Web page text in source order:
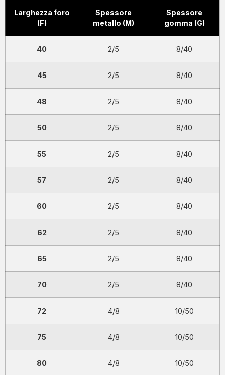
Larghezza foro
(F)
Spessore
metallo (M)
Spessore
gomma (G)
40 2/5 8/40
45 2/5 8/40
48 2/5 8/40
50 2/5 8/40
55 2/5 8/40
57 2/5 8/40
60 2/5 8/40
62 2/5 8/40
65 2/5 8/40
70 2/5 8/40
72 4/8 10/50
75 4/8 10/50
80 4/8 10/50